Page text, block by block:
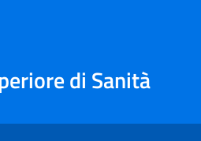
di Sanità